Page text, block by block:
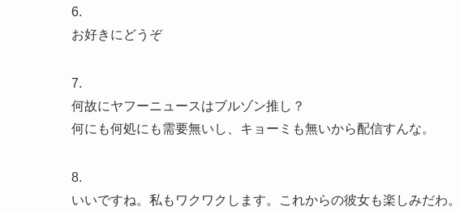
6.
お好きにどうぞ
7.
何故にヤフーニュースはブルゾン推し？
何にも何処にも需要無いし、キョーミも無いから配信すんな。
8.
いいですね。私もワクワクします。これからの彼女も楽しみだわ